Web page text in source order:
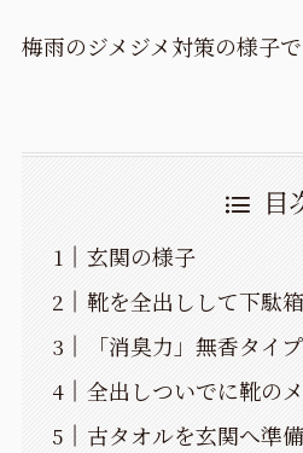
梅雨のジメジメ対策の様子で
目
玄関の様子
靴を全出しして下駄
「消臭力」無香タイプ
全出しついでに靴の
古タオルを玄関へ準備